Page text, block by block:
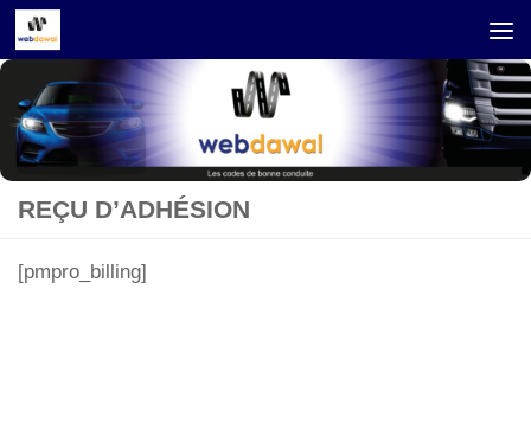
Skip to content
REÇU D’ADHÉSION
[pmpro_billing]